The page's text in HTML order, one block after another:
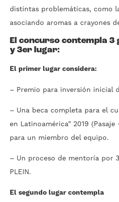
distintas problemáticas, como
asociando aromas a crayones
El concurso contempla 3
y 3er lugar:
El primer lugar considera:
– Premio para inversión inicial
– Una beca completa para el
en Latinoamérica” 2019 (Pasaje
para un miembro del equipo.
– Un proceso de mentoría por
PLEIN.
El segundo lugar contempla